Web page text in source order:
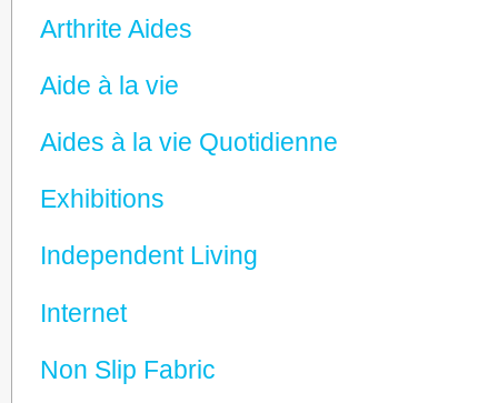
Arthrite Aides
Aide à la vie
Aides à la vie Quotidienne
Exhibitions
Independent Living
Internet
Non Slip Fabric